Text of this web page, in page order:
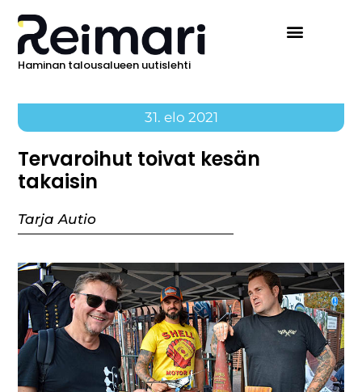
Haminan talousalueen uutislehti
31. elo 2021
Tervaroihut toivat kesän
takaisin
Tarja Autio